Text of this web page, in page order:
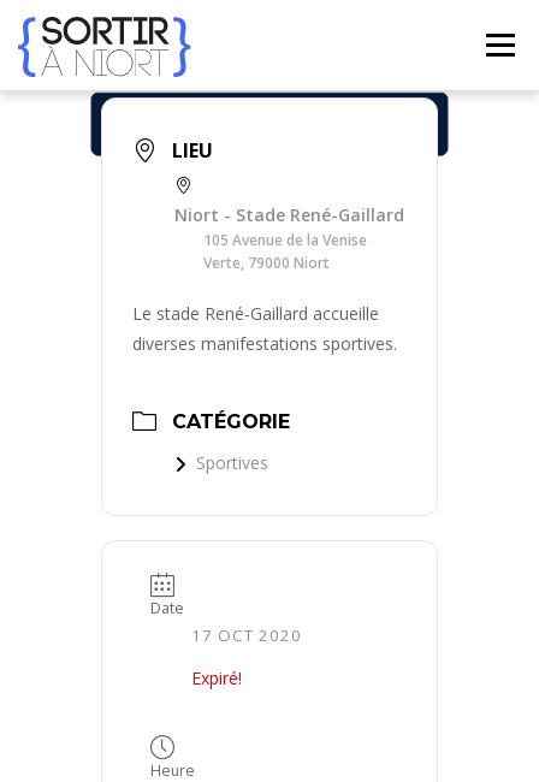
contenu
Menu
CONTACT
FRENCH ▼
LIEU
Niort - Stade René-Gaillard
105 Avenue de la Venise
Verte, 79000 Niort
Le stade René-Gaillard accueille
diverses manifestations sportives.
CATÉGORIE
Sportives
Date
17 OCT 2020
Expiré!
Heure